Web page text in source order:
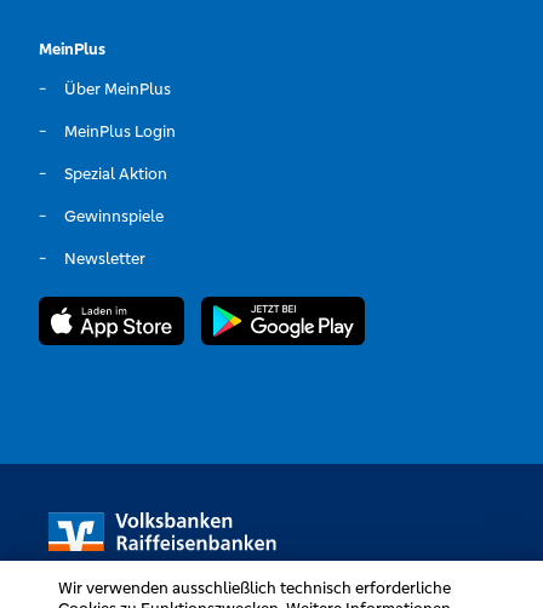
MeinPlus
Über MeinPlus
MeinPlus Login
Spezial Aktion
Gewinnspiele
Newsletter
Wir verwenden ausschließlich technisch erforderliche